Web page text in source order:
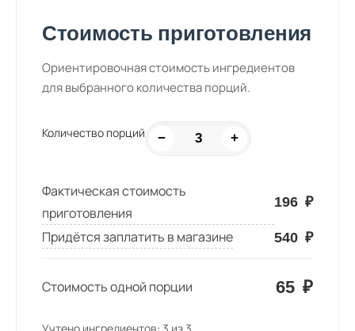
Стоимость приготовления
Ориентировочная стоимость ингредиентов
для выбранного количества порций.
Количество порций − +
Фактическая стоимость
приготовления
196 ₽
Придётся заплатить в магазине 540 ₽
Стоимость одной порции 65 ₽
Учтено ингредиентов: 3 из3